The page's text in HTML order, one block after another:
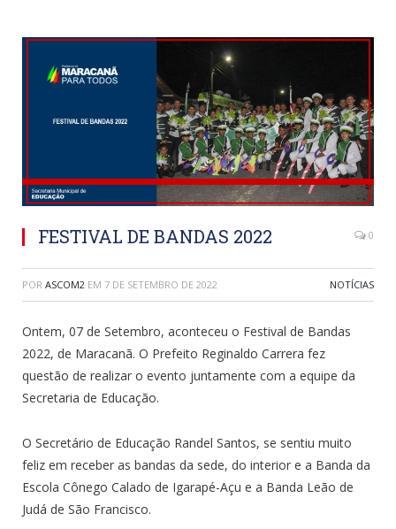
FESTIVAL DE BANDAS 2022 0
POR ASCOM2 EM 7 DE SETEMBRO DE 2022 NOTÍCIAS
Ontem, 07 de Setembro, aconteceu o Festival de Bandas
2022, de Maracanã. O Prefeito Reginaldo Carrera fez
questão de realizar o evento juntamente com a equipe da
Secretaria de Educação.
O Secretário de Educação Randel Santos, se sentiu muito
feliz em receber as bandas da sede, do interior e a Banda da
Escola Cônego Calado de Igarapé-Açu e a Banda Leão de
Judá de São Francisco.